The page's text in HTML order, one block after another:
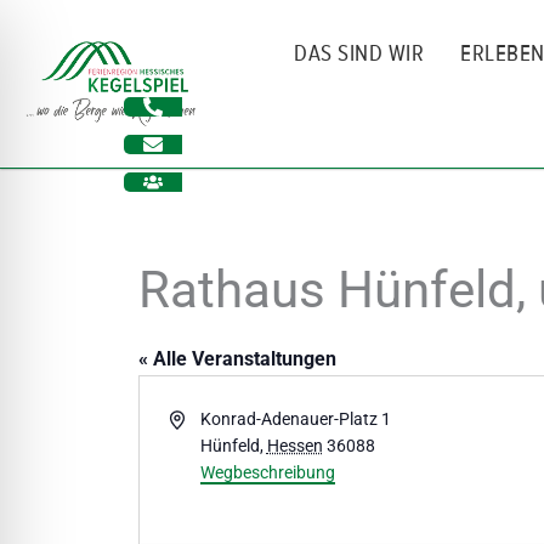
springen
DAS SIND WIR ERLEBEN
Rathaus
« Alle Veranstaltungen
AdresseKonrad-Adenauer-Platz 1
Hünfeld, Hessen 36088
Wegbeschreibung